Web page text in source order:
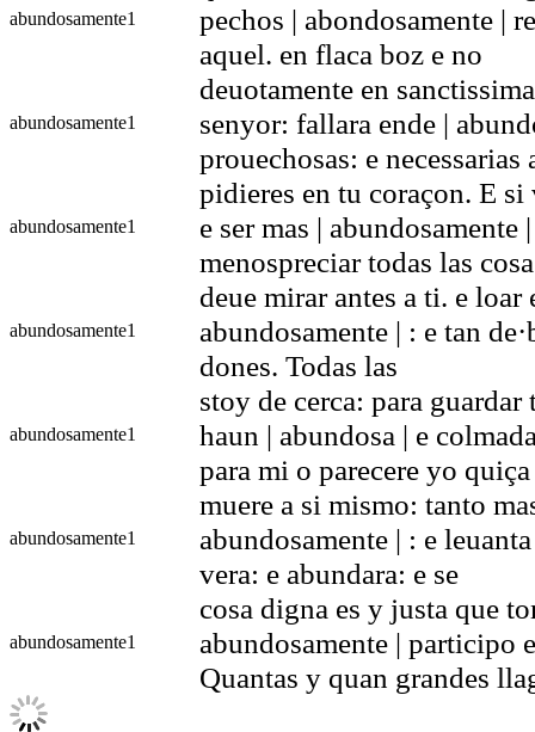
abundosamente1
pechos | abondosamente |
aquel. en flaca boz e no
abundosamente1
deuotamente en
senyor: fallara ende |
prouechosas: e necessarias
abundosamente1
pidieres en tu coraçon. E si
e ser mas |
menospreciar todas las
abundosamente1
deue mirar antes a ti. e loar
abundosamente | : e tan
dones. Todas las
abundosamente1
stoy de cerca: para guardar
haun | abundosa | e
para mi o parecere yo quiça
abundosamente1
muere a si mismo: tanto
abundosamente | : e
vera: e abundara: e se
abundosamente1
cosa digna es y justa que
abundosamente | participo
Quantas y quan grandes